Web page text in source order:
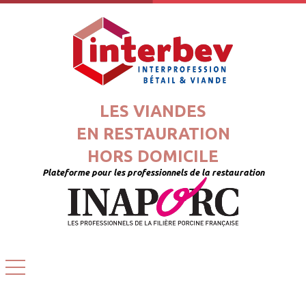
LES VIANDES
EN RESTAURATION
HORS DOMICILE
Plateforme pour les professionnels de la restauration